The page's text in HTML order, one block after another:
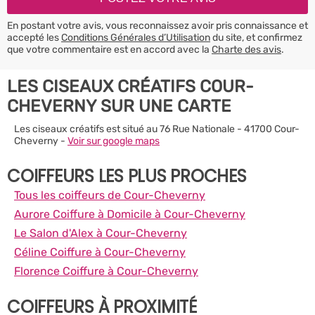
En postant votre avis, vous reconnaissez avoir pris connaissance et
accepté lesConditions Générales d’Utilisationdu site, et confirmez
que votre commentaire est en accord avec la Charte des avis.
LES CISEAUX CRÉATIFS COUR-
CHEVERNY SUR UNE CARTE
Les ciseaux créatifs est situé au 76 Rue Nationale - 41700 Cour-
Cheverny - Voir sur google maps
COIFFEURS LES PLUS PROCHES
Tous les coiffeurs de Cour-Cheverny
Aurore Coiffure à Domicile à Cour-Cheverny
Le Salon d'Alex à Cour-Cheverny
Céline Coiffure à Cour-Cheverny
Florence Coiffure à Cour-Cheverny
COIFFEURS À PROXIMITÉ